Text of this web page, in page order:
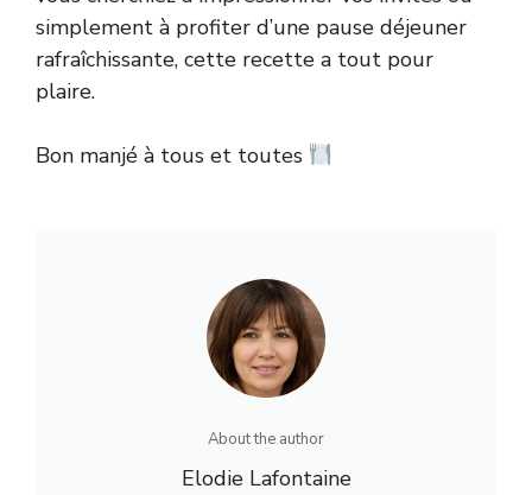
simplement à profiter d’une pause déjeuner
rafraîchissante, cette recette a tout pour
plaire.
Bon manjé à tous et toutes
About the author
Elodie Lafontaine